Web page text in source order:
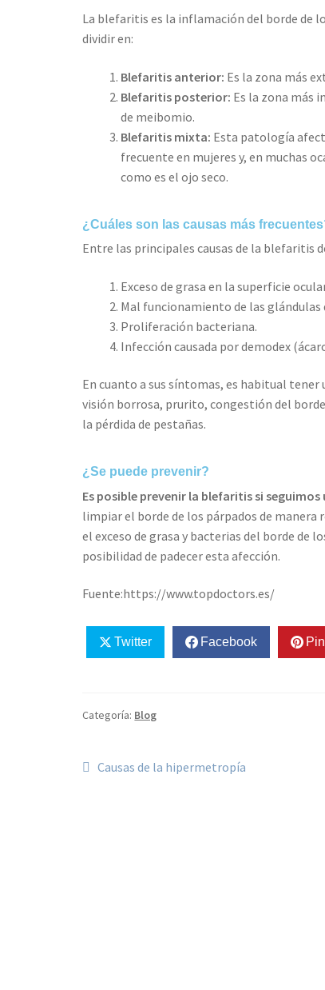
La blefaritis es la inflamación del borde de
dividir en:
Blefaritis anterior: Es la zona más
Blefaritis posterior: Es la zona más
de meibomio.
Blefaritis mixta: Esta patología
frecuente en mujeres y, en muchas
como es el ojo seco.
¿Cuáles son las causas más
Entre las principales causas de la blefaritis
Exceso de grasa en la superficie
Mal funcionamiento de las glándulas
Proliferación bacteriana.
Infección causada por demodex
En cuanto a sus síntomas, es habitual tener
visión borrosa, prurito, congestión del
la pérdida de pestañas.
¿Se puede prevenir?
Es posible prevenir la blefaritis si
limpiar el borde de los párpados de
el exceso de grasa y bacterias del borde de
posibilidad de padecer esta afección.
Fuente:https://www.topdoctors.es/
Twitter Facebook
Categoría: Blog
Causas de la hipermetropía